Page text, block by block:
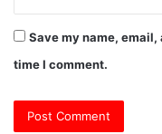
Save my name,
time I comment.